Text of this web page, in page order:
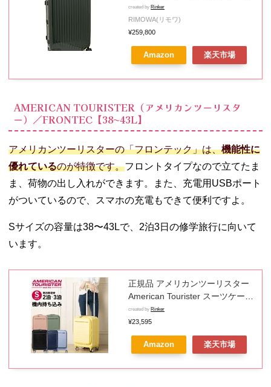
メンズ レディース RIMOWA
870.63.40.4 BOSSA NOVA
GREEN GREEN リモア TSAロッ
ク 62L 4輪 [並行輸入品]
created by Rinker
RIMOWA(リモワ)
¥259,800
Amazon 楽天市場
AMERICAN TOURISTER（アメリカンツーリスタ
ー）／FRONTEC【38〜43L】
アメリカンツーリスターの「フロンテック」は、機能性に
優れているのが特徴です。フロントタイプなので立てたま
ま、荷物の出し入れができます。また、充電用USBポート
がついているので、スマホの充電もできて便利ですよ。
Sサイズの容量は38〜43Lで、2泊3日の修学旅行に向いて
います。
正規品 アメリカンツーリスター
American Tourister スーツケース
キャリーバッグ フロンテック
FRONTEC スピナー54 ハードケ
ース ファスナー 容量拡張 軽量
エキスパンダブル Sサイズ 43L
created by Rinker
¥23,595
Amazon 楽天市場